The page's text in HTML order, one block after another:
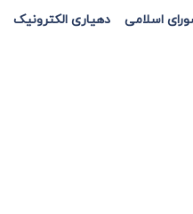
اسلامی دهیاری الکترونیک